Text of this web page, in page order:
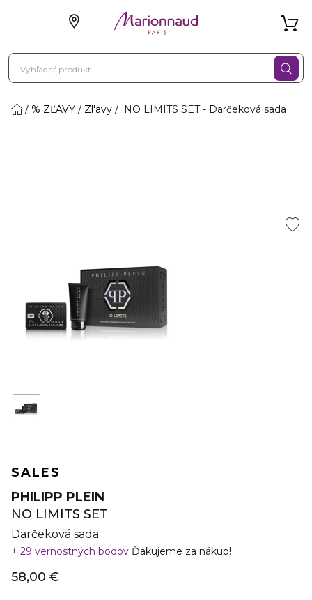
% ZĽAVY Zl'avy NO LIMITS SET - Darčeková sada
SALES
PHILIPP PLEIN
NO LIMITS SET
Darčeková sada
29 vernostných bodov Ďakujeme za nákup!
58,00 €